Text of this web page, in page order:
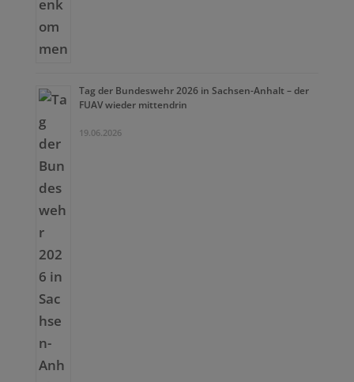
Tag der Bundeswehr 2026 in Sachsen-Anhalt – der
FUAV wieder mittendrin
19.06.2026